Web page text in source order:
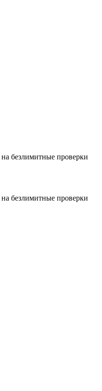
на безлимитные проверки
на безлимитные проверки